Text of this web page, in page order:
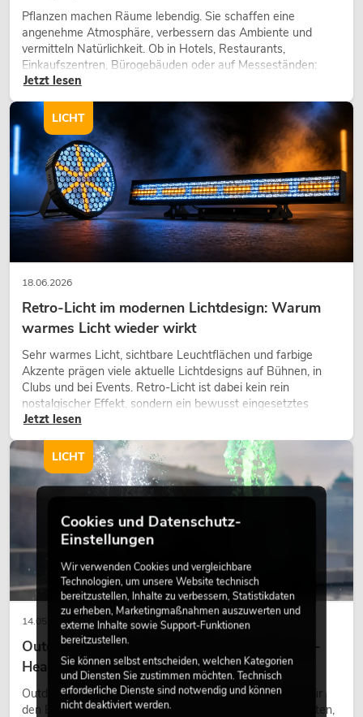
Pflanzen machen Räume lebendig. Sie schaffen eine
angenehme Atmosphäre, verbessern das Ambiente und
vermitteln Natürlichkeit. Ob in Hotels, Restaurants,
Einkaufszentren, Bürogebäuden oder auf Messeständen:
eine hochwertige Begrünung gehört heute längst zum
Jetzt lesen
18.06.2026
Retro-Licht im modernen Lichtdesign: Warum
warmes Licht wieder wirkt
Sehr warmes Licht, sichtbare Leuchtflächen und farbige
Akzente prägen viele aktuelle Lichtdesigns auf Bühnen, in
Clubs und bei Events. Retro-Licht ist dabei kein rein
nostalgischer Effekt, sondern ein bewusst eingesetztes
Gestaltungsmittel: Es schafft Atmosphäre, gibt Szenen
wirken lassen.
Jetzt lesen
LICHT
14.05.2026
Outdoor Moving-Heads: Wetterfeste Moving-
Heads bei Events
Outdoor Moving-Heads sind bewegliche Scheinwerfer für
den Einsatz im Freien. Sie werden bei Festivals, Stadtfesten,
LICHT
Cookies und Datenschutz-
Einstellungen
Wir verwenden Cookies und vergleichbare
Technologien, um unsere Website technisch
bereitzustellen, Inhalte zu verbessern, Statistikdaten
zu erheben, Marketingmaßnahmen auszuwerten und
externe Inhalte sowie Support-Funktionen
bereitzustellen.
Sie können selbst entscheiden, welchen Kategorien
und Diensten Sie zustimmen möchten. Technisch
erforderliche Dienste sind notwendig und können
nicht deaktiviert werden.